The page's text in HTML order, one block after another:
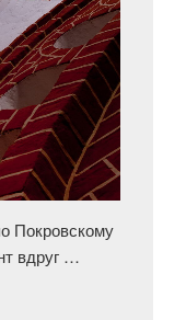
Покровскому
вдруг …